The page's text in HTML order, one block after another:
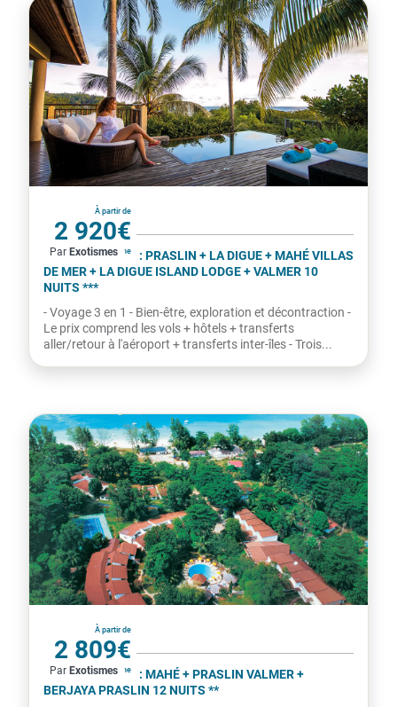
À partir de
2 920€
par personne
Par Exotismes
Seychelles
COMBINÉ 3 ILES : PRASLIN + LA DIGUE + MAHÉ VILLAS
DE MER + LA DIGUE ISLAND LODGE + VALMER 10
NUITS ***
- Voyage 3 en 1 - Bien-être, exploration et décontraction -
Le prix comprend les vols + hôtels + transferts
aller/retour à l'aéroport + transferts inter-îles - Trois...
À partir de
2 809€
par personne
Par Exotismes
Seychelles
COMBINÉ 2 ILES : MAHÉ + PRASLIN VALMER +
BERJAYA PRASLIN 12 NUITS **